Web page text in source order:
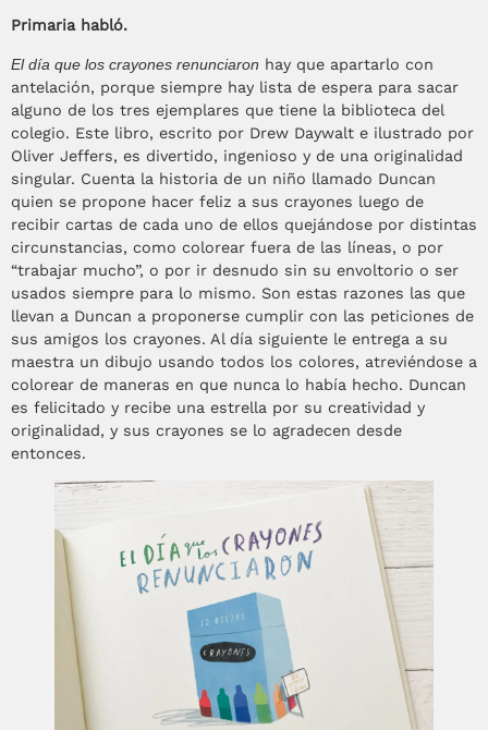
Primaria habló.
El día que los crayones renunciaron hay que apartarlo con
antelación, porque siempre hay lista de espera para sacar
alguno de los tres ejemplares que tiene la biblioteca del
colegio. Este libro, escrito por Drew Daywalt e ilustrado por
Oliver Jeffers, es divertido, ingenioso y de una originalidad
singular. Cuenta la historia de un niño llamado Duncan
quien se propone hacer feliz a sus crayones luego de
recibir cartas de cada uno de ellos quejándose por distintas
circunstancias, como colorear fuera de las líneas, o por
“trabajar mucho”, o por ir desnudo sin su envoltorio o ser
usados siempre para lo mismo. Son estas razones las que
llevan a Duncan a proponerse cumplir con las peticiones de
sus amigos los crayones. Al día siguiente le entrega a su
maestra un dibujo usando todos los colores, atreviéndose a
colorear de maneras en que nunca lo había hecho. Duncan
es felicitado y recibe una estrella por su creatividad y
originalidad, y sus crayones se lo agradecen desde
entonces.